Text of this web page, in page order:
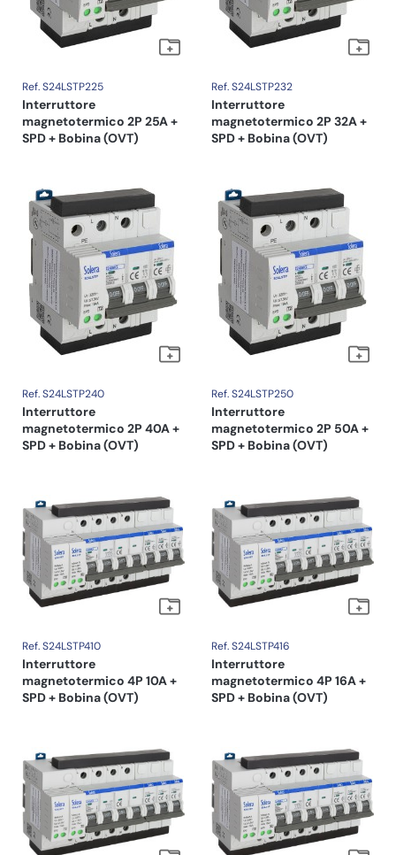
Ref. S24LSTP225
Interruttore
magnetotermico 2P 25A +
SPD + Bobina (OVT)
Ref. S24LSTP232
Interruttore
magnetotermico 2P 32A +
SPD + Bobina (OVT)
Ref. S24LSTP240
Interruttore
magnetotermico 2P 40A +
SPD + Bobina (OVT)
Ref. S24LSTP250
Interruttore
magnetotermico 2P 50A +
SPD + Bobina (OVT)
Ref. S24LSTP410
Interruttore
magnetotermico 4P 10A +
SPD + Bobina (OVT)
Ref. S24LSTP416
Interruttore
magnetotermico 4P 16A +
SPD + Bobina (OVT)